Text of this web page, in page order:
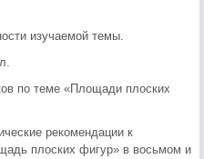
изучаемой темы.
по теме «Площади плоских
рекомендации к
плоских фигур» в восьмом и